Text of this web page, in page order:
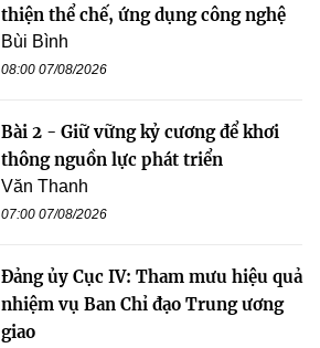
thiện thể chế, ứng dụng công nghệ
Bùi Bình
08:00 07/08/2026
Bài 2 - Giữ vững kỷ cương để khơi
thông nguồn lực phát triển
Văn Thanh
07:00 07/08/2026
Đảng ủy Cục IV: Tham mưu hiệu quả
nhiệm vụ Ban Chỉ đạo Trung ương
giao